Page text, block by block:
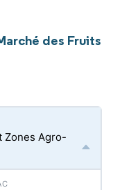
des Fruits
Zones Agro-